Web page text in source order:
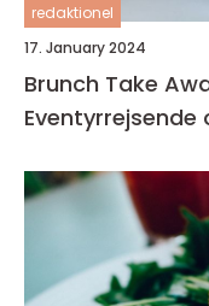
redaktionel
17. January 2024
Brunch Take
Eventyrrejsende